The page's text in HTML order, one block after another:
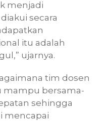
menjadi
secara
itu adalah
ujarnya.
tim dosen
mampu bersama-
sehingga
mencapai